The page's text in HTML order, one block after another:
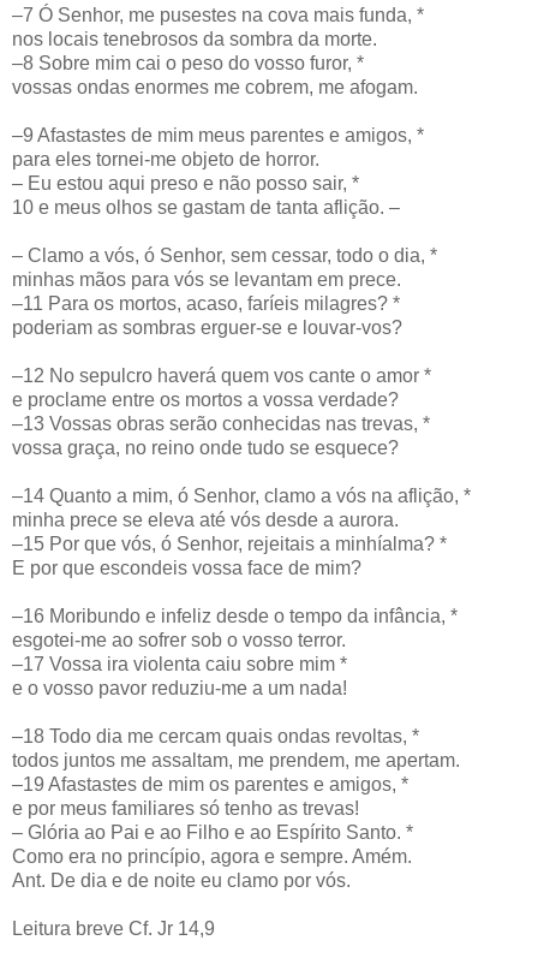
–7 Ó Senhor, me pusestes na cova mais funda, *
nos locais tenebrosos da sombra da morte.
–8 Sobre mim cai o peso do vosso furor, *
vossas ondas enormes me cobrem, me afogam.
–9 Afastastes de mim meus parentes e amigos, *
para eles tornei-me objeto de horror.
– Eu estou aqui preso e não posso sair, *
10 e meus olhos se gastam de tanta aflição. –
– Clamo a vós, ó Senhor, sem cessar, todo o dia, *
minhas mãos para vós se levantam em prece.
–11 Para os mortos, acaso, faríeis milagres? *
poderiam as sombras erguer-se e louvar-vos?
–12 No sepulcro haverá quem vos cante o amor *
e proclame entre os mortos a vossa verdade?
–13 Vossas obras serão conhecidas nas trevas, *
vossa graça, no reino onde tudo se esquece?
–14 Quanto a mim, ó Senhor, clamo a vós na aflição, *
minha prece se eleva até vós desde a aurora.
–15 Por que vós, ó Senhor, rejeitais a minhíalma? *
E por que escondeis vossa face de mim?
–16 Moribundo e infeliz desde o tempo da infância, *
esgotei-me ao sofrer sob o vosso terror.
–17 Vossa ira violenta caiu sobre mim *
e o vosso pavor reduziu-me a um nada!
–18 Todo dia me cercam quais ondas revoltas, *
todos juntos me assaltam, me prendem, me apertam.
–19 Afastastes de mim os parentes e amigos, *
e por meus familiares só tenho as trevas!
– Glória ao Pai e ao Filho e ao Espírito Santo. *
Como era no princípio, agora e sempre. Amém.
Ant. De dia e de noite eu clamo por vós.
Leitura breve Cf. Jr 14,9